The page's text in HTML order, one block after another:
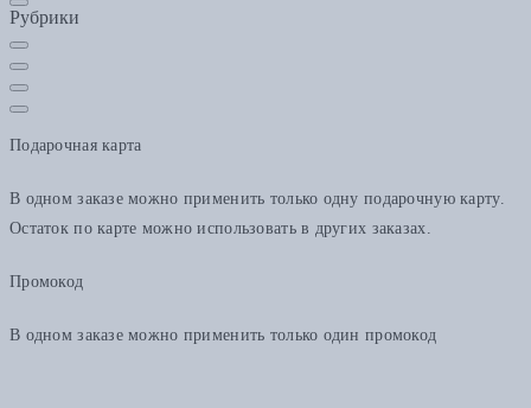
Рубрики
Подарочная карта
В одном заказе можно применить только одну подарочную карту.
Остаток по карте можно использовать в других заказах.
Промокод
В одном заказе можно применить только один промокод